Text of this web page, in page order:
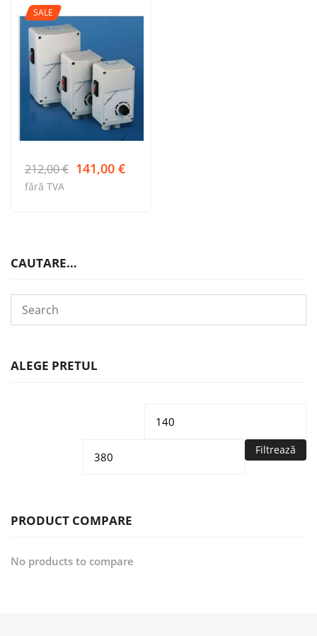
SALE
212,00€ Prețul
inițial
141,00 €Prețul
fără TVA
CAUTARE…
ALEGE PRETUL
Preț
Filtrează
PRODUCT COMPARE
No products to compare